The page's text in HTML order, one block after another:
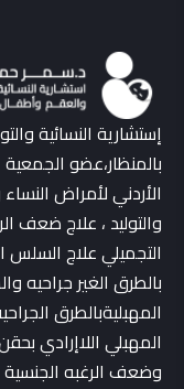
إستشارية النسائية
بالمنظار،عضو الجمعية
الأردني لأمراض النساء
والتوليد ، علاج ضعف
التجميلي علاج السلس
بالطرق الغير جراحيه
المهبليةبالطرق
المهبلي اللاإرادي
وضعف الرغبه الجنسية